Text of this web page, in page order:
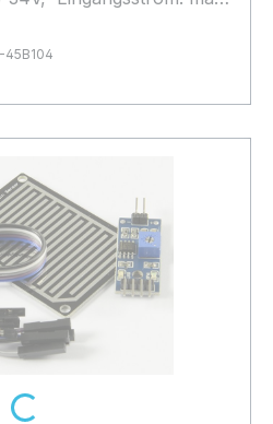
4-35V, Ausgangsstrom
45B104
Loading...